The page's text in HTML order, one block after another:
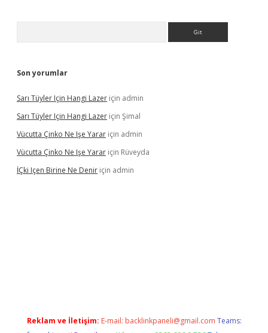
Son yorumlar
Sarı Tüyler Için Hangi Lazer için admin
Sarı Tüyler Için Hangi Lazer için Şimal
Vücutta Çinko Ne Işe Yarar için admin
Vücutta Çinko Ne Işe Yarar için Rüveyda
İÇki Içen Birine Ne Denir için admin
Reklam ve İletişim: E-mail: backlinkpaneli@gmail.com Teams: